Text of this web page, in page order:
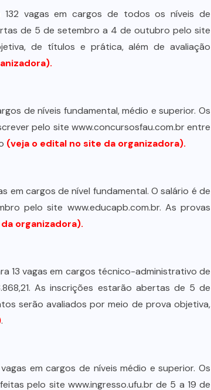
vagas em cargos de todos os níveis de
de 5 de setembro a 4 de outubro pelo site
de títulos e prática, além de avaliação
.
de níveis fundamental, médio e superior. Os
pelo site www.concursosfau.com.br entre
(veja o edital no site da organizadora).
em cargos de nível fundamental. O salário é de
pelo site www.educapb.com.br. As provas
organizadora).
13 vagas em cargos técnico-administrativo de
As inscrições estarão abertas de 5 de
serão avaliados por meio de prova objetiva,
.
em cargos de níveis médio e superior. Os
pelo site www.ingresso.ufu.br de 5 a 19 de